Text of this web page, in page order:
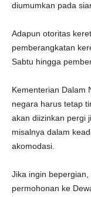
diumumkan pada
Adapun otoritas
pemberangkatan
Sabtu hingga
Kementerian Dalam
negara harus tetap
akan diizinkan pergi
misalnya dalam
akomodasi.
Jika ingin
permohonan ke